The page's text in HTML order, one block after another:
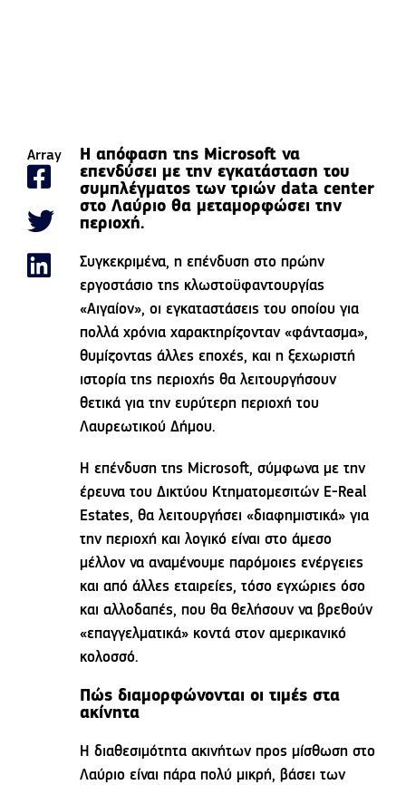
Array
Η απόφαση της Microsoft να
επενδύσει με την εγκατάσταση του
συμπλέγματος των τριών data center
στο Λαύριο θα μεταμορφώσει την
περιοχή.
Συγκεκριμένα, η επένδυση στο πρώην
εργοστάσιο της κλωστοϋφαντουργίας
«Αιγαίον», οι εγκαταστάσεις του οποίου για
πολλά χρόνια χαρακτηρίζονταν «φάντασμα»,
θυμίζοντας άλλες εποχές, και η ξεχωριστή
ιστορία της περιοχής θα λειτουργήσουν
θετικά για την ευρύτερη περιοχή του
Λαυρεωτικού Δήμου.
Η επένδυση της Microsoft, σύμφωνα με την
έρευνα του Δικτύου Κτηματομεσιτών E-Real
Estates, θα λειτουργήσει «διαφημιστικά» για
την περιοχή και λογικό είναι στο άμεσο
μέλλον να αναμένουμε παρόμοιες ενέργειες
και από άλλες εταιρείες, τόσο εγχώριες όσο
και αλλοδαπές, που θα θελήσουν να βρεθούν
«επαγγελματικά» κοντά στον αμερικανικό
κολοσσό.
Πώς διαμορφώνονται οι τιμές στα
ακίνητα
Η διαθεσιμότητα ακινήτων προς μίσθωση στο
Λαύριο είναι πάρα πολύ μικρή, βάσει των